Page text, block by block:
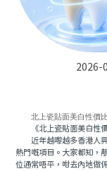
2026-
北上瓷貼面美白性價
《北上瓷貼面美白性價
近年越嚟越多香港人興
熱門嘅項目。大家都知，
位通常唔平，咁去內地做